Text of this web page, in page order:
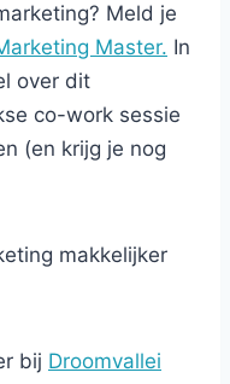
Meld je
Master. In
over dit
co-work sessie
(en krijg je nog
makkelijker
bij Droomvallei